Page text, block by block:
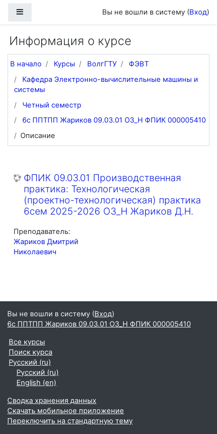
Вы не вошли в систему (Вход)
Информация о курсе
В начало Курсы ВолгГТУ
ФЭВТ
Кафедра Электронно-вычислительные машины и
системы
Четный семестр
6с ППТПП Жариков 09.03.01 ОЗ_Н ФПИК 000005410
Описание
ФПИК 09.03.01 Производственная
практика: Технологическая
(проектно-технологическая) практика
6сем 2025-2026 ОЗ_Н Жариков Д.Н.
Преподаватель:
Жариков Дмитрий
Николаевич
Вы не вошли в систему (Вход)
6с ППТПП Жариков 09.03.01 ОЗ_Н ФПИК 000005410
Все курсы
Поиск курса
Русский ‎(ru)‎
Русский ‎(ru)‎
English ‎(en)‎
Сводка хранения данных
Скачать мобильное приложение
Переключить на стандартную тему